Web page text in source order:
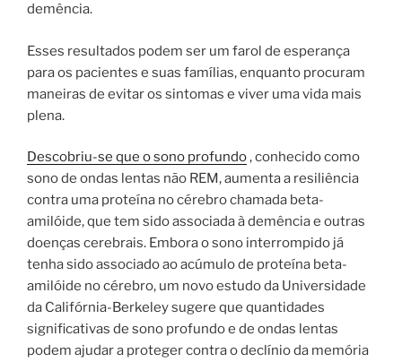
demência.
Esses resultados podem ser um farol de esperança
para os pacientes e suas famílias, enquanto procuram
maneiras de evitar os sintomas e viver uma vida mais
plena.
Descobriu-se que o sono profundo, conhecido como
sono de ondas lentas não REM, aumenta a resiliência
contra uma proteína no cérebro chamada beta-
amilóide, que tem sido associada à demência e outras
doenças cerebrais. Embora o sono interrompido já
tenha sido associado ao acúmulo de proteína beta-
amilóide no cérebro, um novo estudo da Universidade
da Califórnia-Berkeley sugere que quantidades
significativas de sono profundo e de ondas lentas
podem ajudar a proteger contra o declínio da memória